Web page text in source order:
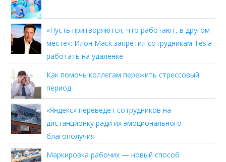
«Пусть притворяются, что работают, в другом
месте»: Илон Маск запретил сотрудникам Tesla
работать на удалёнке
Как помочь коллегам пережить стрессовый
период
«Яндекс» переведет сотрудников на
дистанционку ради их эмоционального
благополучия
Маркировка рабочих — новый способ